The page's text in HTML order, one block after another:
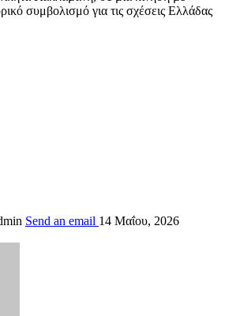
συμβολισμό για τις σχέσεις Ελλάδας
Send an email 14 Μαΐου, 2026